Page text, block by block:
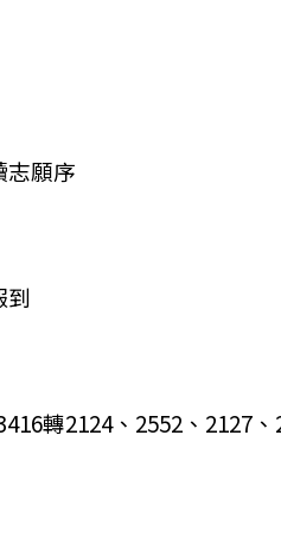
志願序
到
轉2124、2552、2127